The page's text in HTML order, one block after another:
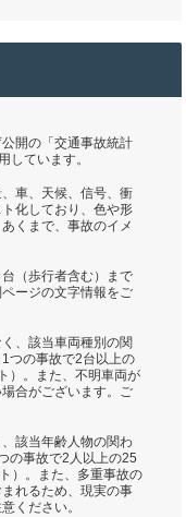
開の「交通事故統計
しています。
車、天候、信号、衝
化しており、色や形
くまで、事故のイメ
（歩行者含む）まで
ージの文字情報をご
、該当車両種別の関
つの事故で2台以上の
）。また、不明車両が
合がございます。ご
該当年齢人物の関わ
の事故で2人以上の25
）。また、多重事故の
れるため、現実の事
ください。